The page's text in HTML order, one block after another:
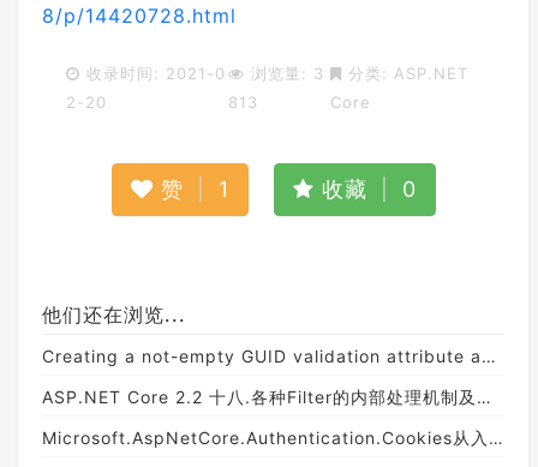
8/p/14420728.html
收录时间: 2021-0
2-20
浏览量: 3
813
分类: ASP.NET
Core
赞 1 收藏 0
他们还在浏览...
Creating a not-empty GUID validation attribute and a not-default validation attribute
ASP.NET Core 2.2 十八.各种Filter的内部处理机制及执行顺序
Microsoft.AspNetCore.Authentication.Cookies从入门到精通 （二）